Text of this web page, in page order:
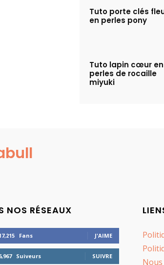
Tuto porte clés
en perles pony
Tuto lapin cœur en
perles de rocaille
miyuki
NOS RÉSEAUX
Fans J'AIME
Suiveurs SUIVRE